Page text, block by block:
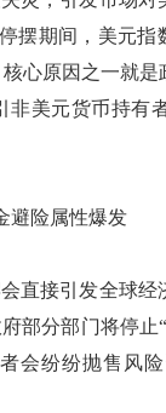
摆期间，美元指
心原因之一就
美元货币持有
险属性爆发
接引发全球经
部分部门将停止
会纷纷抛售风